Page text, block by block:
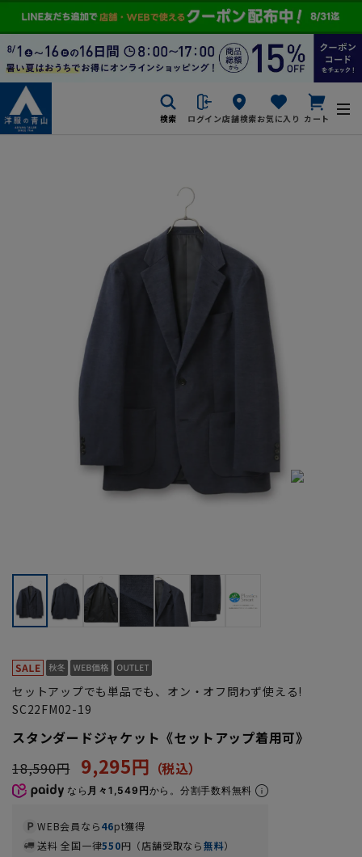
検索 ログイン店舗検索お気に入り カート
セットアップでも単品でも、オン・オフ問わず使える!
SC22FM02-19
スタンダードジャケット《セットアップ着用可》
18,590円
9,295円
なら 月々1,549円から。分割手数料無料
WEB会員なら46pt獲得
送料 全国一律550円（店舗受取なら無料）